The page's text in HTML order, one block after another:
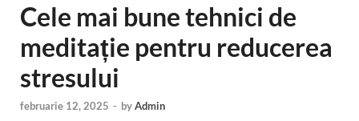
Cele mai bune tehnici de
meditație pentru reducerea
stresului
februarie 12, 2025 - byAdmin